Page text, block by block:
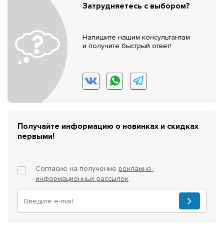
Затрудняетесь с выбором?
Напишите нашим консультантам
и получите быстрый ответ!
Получайте информацию о новинках и скидках
первыми!
Согласие на получение рекламно-
информационных рассылок